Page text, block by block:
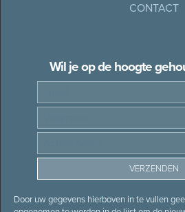
CONTACT
Wil je op de hoogte
Door uw gegevens hierboven in te vullen